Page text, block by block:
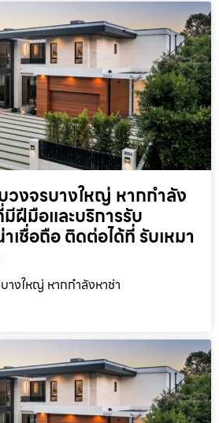
วงจรบางใหญ่ หากกำลัง
ฝีมือและบริการรับ
ชื่อถือ ติดต่อได้ที่ รับเหมา
างใหญ่ หากกำลังหาช่า